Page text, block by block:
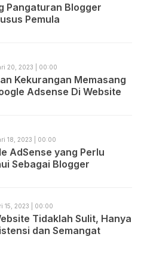
Pangaturan Blogger
Pemula
20, 2023 | 00:00
Kekurangan Memasang
Adsense Di Website
18, 2023 | 00:00
AdSense yang Perlu
Sebagai Blogger
15, 2023 | 00:00
Tidaklah Sulit, Hanya
dan Semangat